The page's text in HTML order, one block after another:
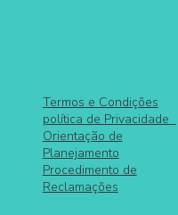
Termos e Condições
política de Privacidade
Orientação de
Planejamento
Procedimento de
Reclamações